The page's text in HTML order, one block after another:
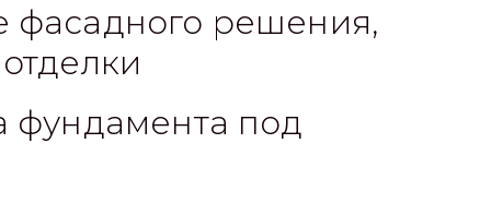
фасадного решения,
фундамента под